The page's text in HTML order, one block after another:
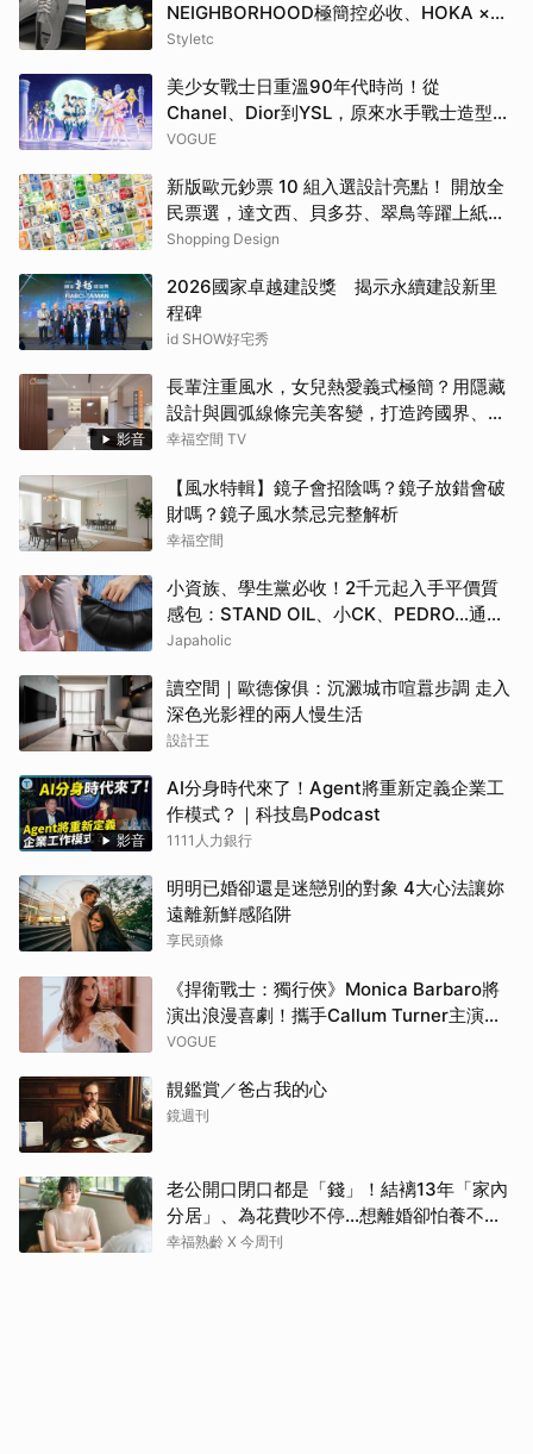
NEIGHBORHOOD極簡控必收、HOKA ×
BEAMS根本穿上腳的藝術品
Styletc
美少女戰士日重溫90年代時尚！從
Chanel、Dior到YSL，原來水手戰士造型都
來自伸展台
VOGUE
新版歐元鈔票 10 組入選設計亮點！ 開放全
民票選，達文西、貝多芬、翠鳥等躍上紙鈔
一次看
Shopping Design
2026國家卓越建設獎 揭示永續建設新里
程碑
id SHOW好宅秀
影音
長輩注重風水，女兒熱愛義式極簡？用隱藏
設計與圓弧線條完美客變，打造跨國界、跨
世代都點頭的客變療癒休閒宅！
幸福空間 TV
【風水特輯】鏡子會招陰嗎？鏡子放錯會破
財嗎？鏡子風水禁忌完整解析
幸福空間
小資族、學生黨必收！2千元起入手平價質
感包：STAND OIL、小CK、PEDRO…通勤
約會都超加分
Japaholic
讀空間｜歐德傢俱：沉澱城市喧囂步調 走入
深色光影裡的兩人慢生活
設計王
影音
AI分身時代來了！Agent將重新定義企業工
作模式？｜科技島Podcast
1111人力銀行
明明已婚卻還是迷戀別的對象 4大心法讓妳
遠離新鮮感陷阱
享民頭條
《捍衛戰士：獨行俠》Monica Barbaro將
演出浪漫喜劇！攜手Callum Turner主演
《一夜限定》
VOGUE
靚鑑賞／爸占我的心
鏡週刊
老公開口閉口都是「錢」！結褵13年「家內
分居」、為花費吵不停…想離婚卻怕養不活
自己：還要忍3年？
幸福熟齡 X 今周刊